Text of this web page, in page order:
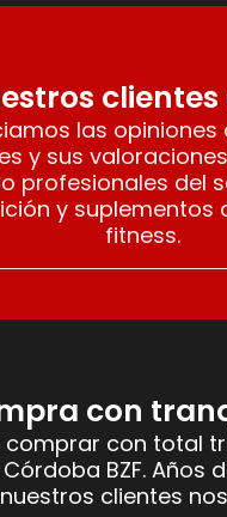
las opiniones
y sus
profesionales del
y suplementos
fitness.
con
comprar con total
BZF. Años
clientes